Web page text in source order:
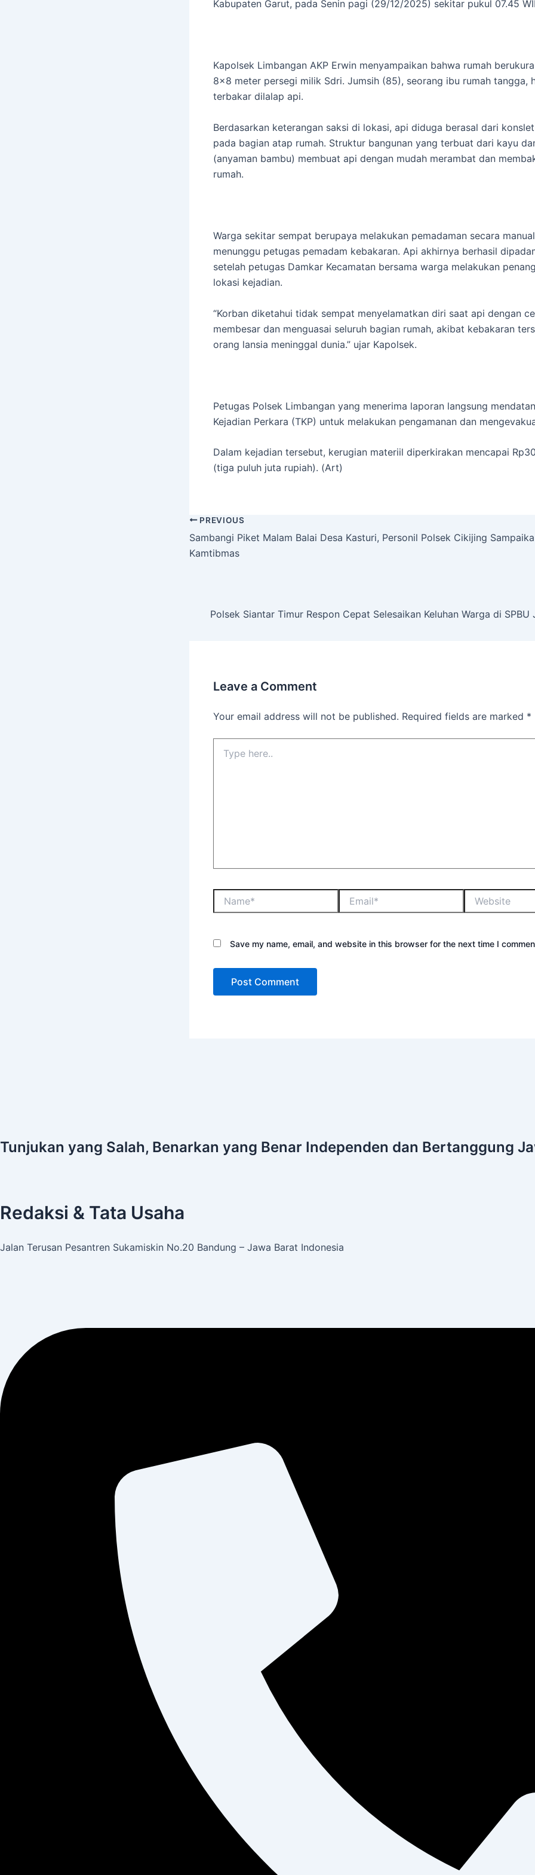
Kabupaten Garut, pada Senin pagi (29/12/2025) sekitar pukul 07.45
Kapolsek Limbangan AKP Erwin menyampaikan bahwa rumah
8×8 meter persegi milik Sdri. Jumsih (85), seorang ibu rumah tangga,
terbakar dilalap api.
Berdasarkan keterangan saksi di lokasi, api diduga berasal dari
pada bagian atap rumah. Struktur bangunan yang terbuat dari kayu
(anyaman bambu) membuat api dengan mudah merambat dan
rumah.
Warga sekitar sempat berupaya melakukan pemadaman secara
menunggu petugas pemadam kebakaran. Api akhirnya berhasil
setelah petugas Damkar Kecamatan bersama warga melakukan
lokasi kejadian.
“Korban diketahui tidak sempat menyelamatkan diri saat api dengan
membesar dan menguasai seluruh bagian rumah, akibat kebakaran
orang lansia meninggal dunia.” ujar Kapolsek.
Petugas Polsek Limbangan yang menerima laporan langsung
Kejadian Perkara (TKP) untuk melakukan pengamanan dan
Dalam kejadian tersebut, kerugian materiil diperkirakan mencapai
(tiga puluh juta rupiah). (Art)
PREVIOUS
Sambangi Piket Malam Balai Desa Kasturi, Personil Polsek Cikijing
Kamtibmas
Polsek Siantar Timur Respon Cepat Selesaikan Keluhan Warga di SPBU
Leave a Comment
Your email address will not be published. Required fields are marked *
Save my name, email, and website in this browser for the next time I
Tunjukan yang Salah, Benarkan yang Benar Independen dan Bertanggung
Redaksi & Tata Usaha
Jalan Terusan Pesantren Sukamiskin No.20 Bandung – Jawa Barat Indonesia